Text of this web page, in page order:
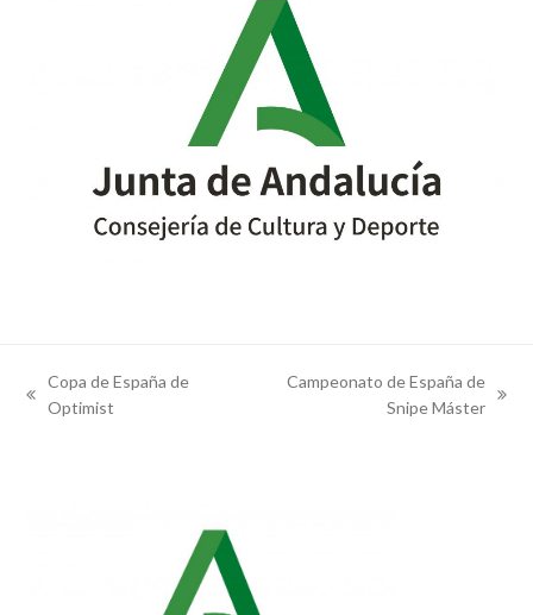
previous
Copa de España de
Optimist
Campeonato de España de
Snipe Máster